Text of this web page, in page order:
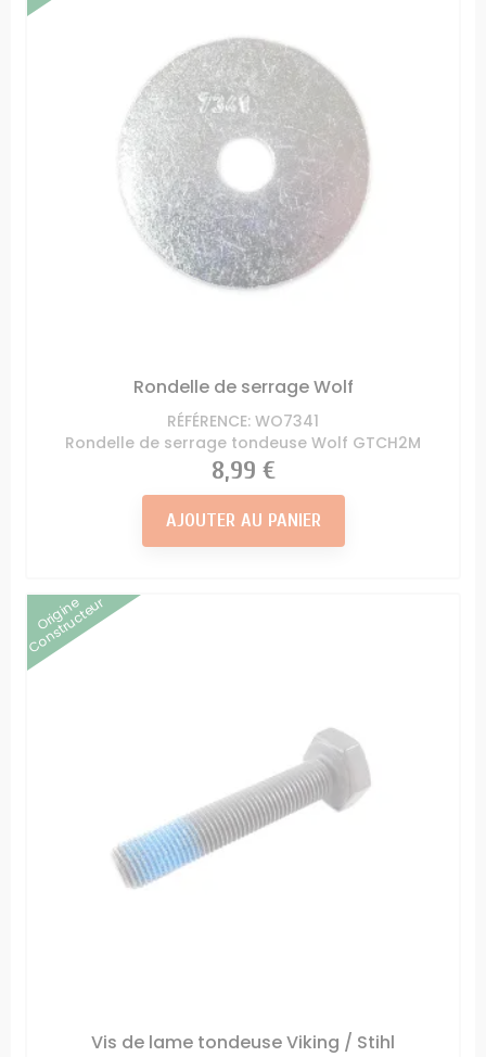
Rondelle de serrage Wolf
RÉFÉRENCE: WO7341
Rondelle de serrage tondeuse Wolf GTCH2M
Prix
8,99 €
AJOUTER AU PANIER
Origine
Constructeur
Vis de lame tondeuse Viking / Stihl